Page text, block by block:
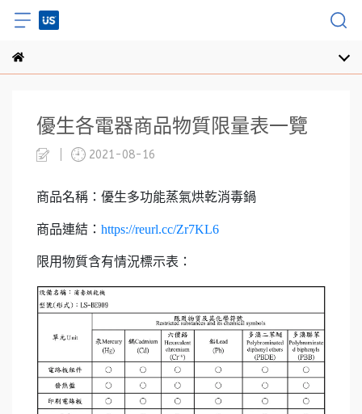
優生各電器商品物質限量表一覽
2021-08-16
商品名稱：優生多功能蒸氣烘乾消毒鍋
商品連結： https://reurl.cc/Zr7KL6
限用物質含有情況標示表：